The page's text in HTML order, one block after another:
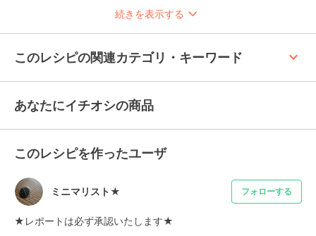
続きを表示する
このレシピの関連カテゴリ・キーワード keyboard_arrow_up
あなたにイチオシの商品
このレシピを作ったユーザ
ミニマリスト★ フォローする
★レポートは必ず承認いたします★